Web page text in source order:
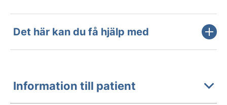
Det här kan du få hjälp med
Information till patient